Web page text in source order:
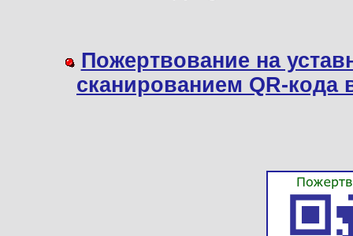
Пожертвование на
сканированием QR-